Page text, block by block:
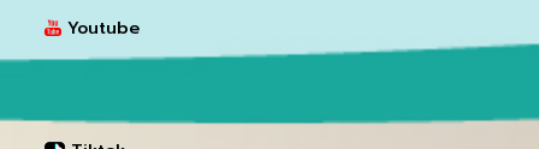
Youtube